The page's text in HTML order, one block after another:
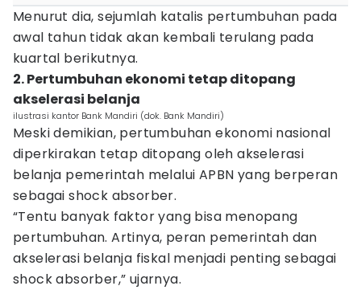
Menurut dia, sejumlah katalis pertumbuhan pada
awal tahun tidak akan kembali terulang pada
kuartal berikutnya.
2. Pertumbuhan ekonomi tetap ditopang
akselerasi belanja
ilustrasi kantor Bank Mandiri (dok. Bank Mandiri)
Meski demikian, pertumbuhan ekonomi nasional
diperkirakan tetap ditopang oleh akselerasi
belanja pemerintah melalui APBN yang berperan
sebagai shock absorber.
“Tentu banyak faktor yang bisa menopang
pertumbuhan. Artinya, peran pemerintah dan
akselerasi belanja fiskal menjadi penting sebagai
shock absorber,” ujarnya.